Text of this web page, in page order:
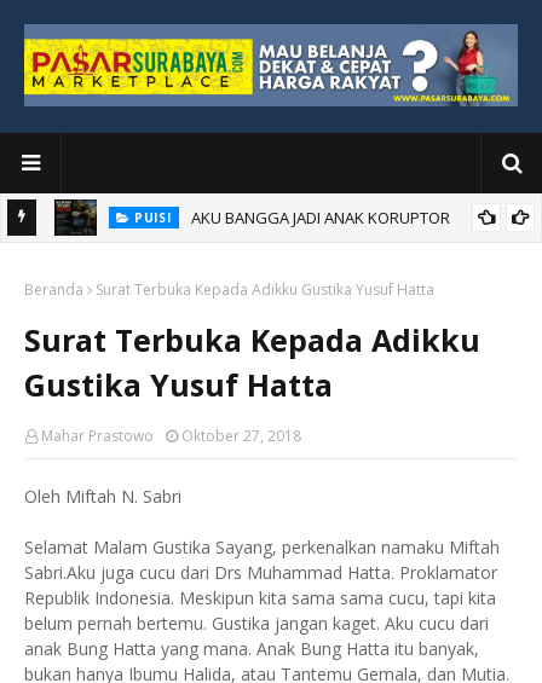
PUISI
AKU BANGGA JADI ANAK KORUPTOR
Beranda Surat Terbuka Kepada Adikku Gustika Yusuf Hatta
Surat Terbuka Kepada Adikku
Gustika Yusuf Hatta
Mahar Prastowo Oktober 27, 2018
Oleh Miftah N. Sabri
Selamat Malam Gustika Sayang, perkenalkan namaku Miftah
Sabri.Aku juga cucu dari Drs Muhammad Hatta. Proklamator
Republik Indonesia. Meskipun kita sama sama cucu, tapi kita
belum pernah bertemu. Gustika jangan kaget. Aku cucu dari
anak Bung Hatta yang mana. Anak Bung Hatta itu banyak,
bukan hanya Ibumu Halida, atau Tantemu Gemala, dan Mutia.